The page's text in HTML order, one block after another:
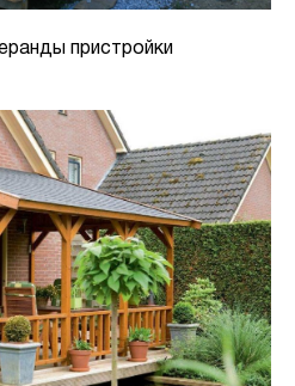
пристройки